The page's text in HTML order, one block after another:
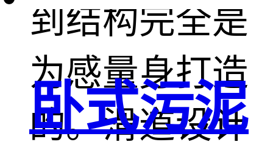
到结构完全是
为感量身打造
的。滑道设计
卧式污泥